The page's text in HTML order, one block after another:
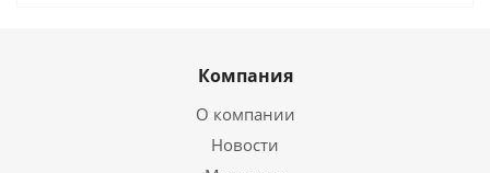
Компания
О компании
Новости